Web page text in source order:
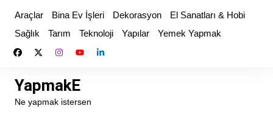
content
Araçlar Bina Ev İşleri Dekorasyon
El Sanatları & Hobi
Sağlık
Tarım Teknoloji Yapılar Yemek Yapmak
YapmakE
Ne yapmak istersen